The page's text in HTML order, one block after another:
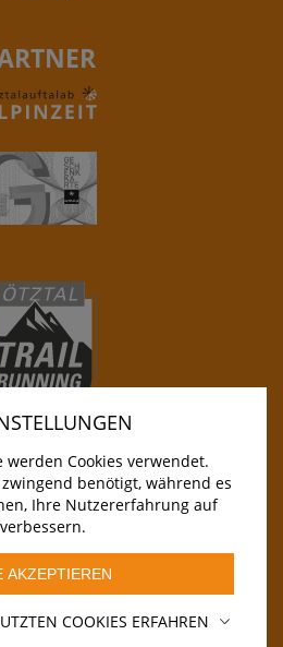
Urheberrechtlich geschützt.
Cookies verwendet.
benötigt, während es
Ihre Nutzererfahrung auf
AKZEPTIEREN
COOKIES ERFAHREN